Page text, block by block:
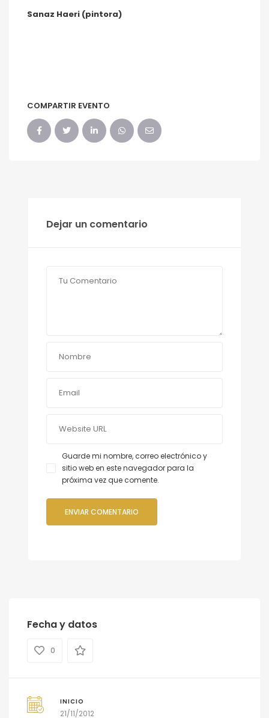
Sanaz Haeri (pintora)
COMPARTIR EVENTO
Dejar un comentario
Guarde mi nombre, correo electrónico y
sitio web en este navegador para la
próxima vez que comente.
Fecha y datos
0
INICIO
21/11/2012